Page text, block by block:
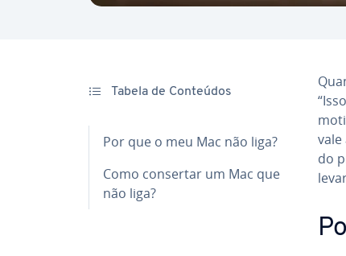
Tabela de Conteúdos
Por que o meu Mac não liga?
Como consertar um Mac que
não liga?
do